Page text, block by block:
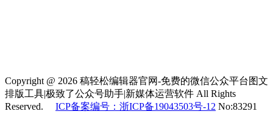
Copyright @ 2026 稿轻松编辑器官网-免费的微信公众平台图文
排版工具|极致了公众号助手|新媒体运营软件 All Rights
Reserved. ICP备案编号：浙ICP备19043503号-12 No:83291